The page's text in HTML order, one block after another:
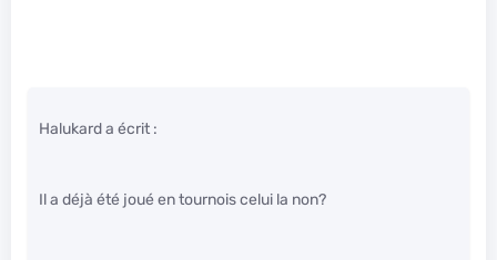
Halukard a écrit :
Il a déjà été joué en tournois celui la non?